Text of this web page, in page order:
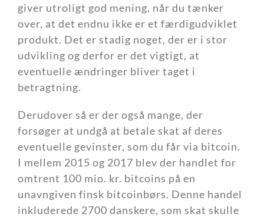
giver utroligt god mening, når du tænker
over, at det endnu ikke er et færdigudviklet
produkt. Det er stadig noget, der er i stor
udvikling og derfor er det vigtigt, at
eventuelle ændringer bliver taget i
betragtning.
Derudover så er der også mange, der
forsøger at undgå at betale skat af deres
eventuelle gevinster, som du får via bitcoin.
I mellem 2015 og 2017 blev der handlet for
omtrent 100 mio. kr. bitcoins på en
unavngiven finsk bitcoinbørs. Denne handel
inkluderede 2700 danskere, som skat skulle